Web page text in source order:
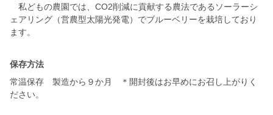
私どもの農園では、CO2削減に貢献する農法であるソーラーシ
ェアリング（営農型太陽光発電）でブルーベリーを栽培しており
保存方法
常温保存 製造から９か月 ＊開封後はお早めにお召し上がりく
ださい。